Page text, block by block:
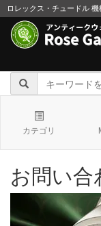
ロレックス・チュードル
カテゴリ
お問い